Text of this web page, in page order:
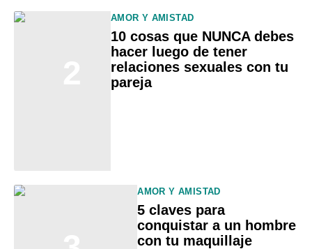
AMOR Y AMISTAD
10 cosas que NUNCA debes
hacer luego de tener
relaciones sexuales con tu
pareja
AMOR Y AMISTAD
5 claves para
conquistar a un hombre
con tu maquillaje